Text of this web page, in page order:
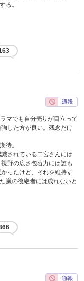
る。
マでも自分売りが目立って
した方が良い。残念だけ
待。
されている二宮さんには
野の広さ包容力には誰も
ったけど、それを維持す
嵐の後継者には成れないと